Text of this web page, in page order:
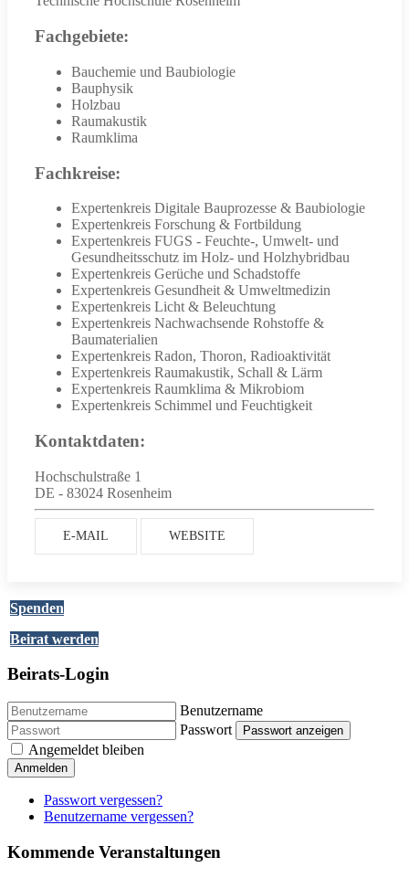
Fachgebiete:
Bauchemie und Baubiologie
Bauphysik
Holzbau
Raumakustik
Raumklima
Fachkreise:
Expertenkreis Digitale Bauprozesse & Baubiologie
Expertenkreis Forschung & Fortbildung
Expertenkreis FUGS - Feuchte-, Umwelt- und
Gesundheitsschutz im Holz- und Holzhybridbau
Expertenkreis Gerüche und Schadstoffe
Expertenkreis Gesundheit & Umweltmedizin
Expertenkreis Licht & Beleuchtung
Expertenkreis Nachwachsende Rohstoffe &
Baumaterialien
Expertenkreis Radon, Thoron, Radioaktivität
Expertenkreis Raumakustik, Schall & Lärm
Expertenkreis Raumklima & Mikrobiom
Expertenkreis Schimmel und Feuchtigkeit
Kontaktdaten:
Hochschulstraße 1
DE - 83024 Rosenheim
E-MAIL WEBSITE
Spenden
Beirat werden
Beirats-Login
Benutzername
Passwort
Passwort anzeigen
Angemeldet bleiben
Anmelden
Passwort vergessen?
Benutzername vergessen?
Kommende Veranstaltungen